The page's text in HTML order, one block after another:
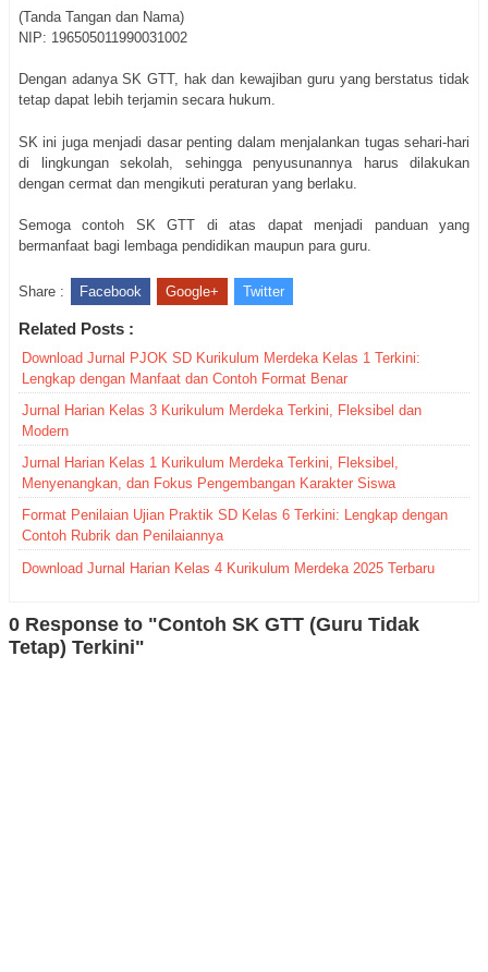
(Tanda Tangan dan Nama)
NIP: 196505011990031002
Dengan adanya SK GTT, hak dan kewajiban guru yang berstatus tidak
tetap dapat lebih terjamin secara hukum.
SK ini juga menjadi dasar penting dalam menjalankan tugas sehari-hari
di lingkungan sekolah, sehingga penyusunannya harus dilakukan
dengan cermat dan mengikuti peraturan yang berlaku.
Semoga contoh SK GTT di atas dapat menjadi panduan yang
bermanfaat bagi lembaga pendidikan maupun para guru.
Share : Facebook Google+ Twitter
Related Posts :
Download Jurnal PJOK SD Kurikulum Merdeka Kelas 1 Terkini:
Lengkap dengan Manfaat dan Contoh Format Benar
Jurnal Harian Kelas 3 Kurikulum Merdeka Terkini, Fleksibel dan
Modern
Jurnal Harian Kelas 1 Kurikulum Merdeka Terkini, Fleksibel,
Menyenangkan, dan Fokus Pengembangan Karakter Siswa
Format Penilaian Ujian Praktik SD Kelas 6 Terkini: Lengkap dengan
Contoh Rubrik dan Penilaiannya
Download Jurnal Harian Kelas 4 Kurikulum Merdeka 2025 Terbaru
0 Response to "Contoh SK GTT (Guru Tidak
Tetap) Terkini"